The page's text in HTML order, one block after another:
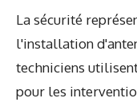
La sécurité
l'installation
techniciens
pour les